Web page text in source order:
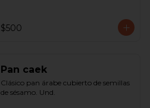
$500
Pan caek
Clásico pan árabe cubierto de semillas
de sésamo. Und.